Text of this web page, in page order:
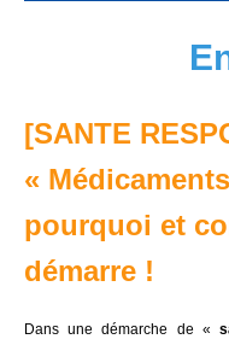
[SANTE
«
pourquoi et
démarre !
Dans une démarche de «